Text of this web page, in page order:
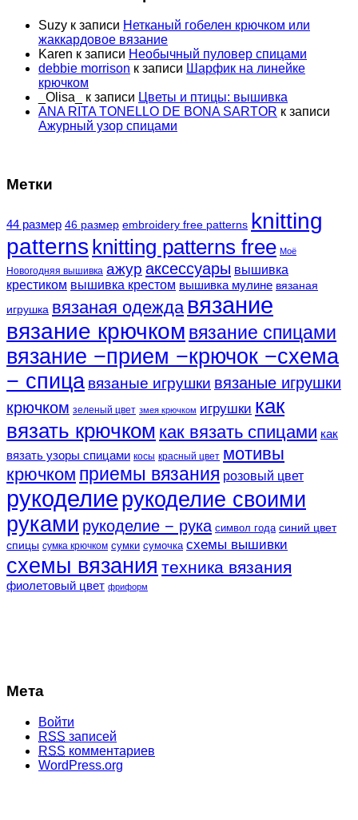
Suzy к записи Нетканый гобелен крючком или
жаккардовое вязание
Karen к записи Необычный пуловер спицами
debbie morrison к записи Шарфик на линейке
крючком
_Olisa_
к записи Цветы и птицы: вышивка
ANA RITA TONELLO DE BONA SARTOR к записи
Ажурный узор спицами
Метки
44 размер 46 размер embroidery free patterns knitting
patterns knitting patterns free Моё
Новогодняя вышивка ажур аксессуары вышивка
крестиком вышивка крестом вышивка мулине вязаная
игрушка вязаная одежда вязание
вязание крючком вязание спицами
вязание −прием −крючок −схема
− спица вязаные игрушки вязаные игрушки
крючком зеленый цвет змея крючком игрушки как
вязать крючком как вязать спицами как
вязать узоры спицами косы красный цвет мотивы
крючком приемы вязания розовый цвет
рукоделие рукоделие своими
руками рукоделие − рука символ года синий цвет
спицы сумка крючком сумки сумочка схемы вышивки
схемы вязания техника вязания
фиолетовый цвет фриформ
Мета
Войти
RSS записей
RSS комментариев
WordPress.org